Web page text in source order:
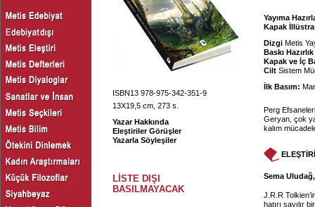
ISBN13 978-975-342-351-9
13X19,5 cm, 273 s.
Yazar Hakkında
Eleştiriler Görüşler
Yazarla Söyleşiler
LİSTE DIŞI
BASILMAYACAK
Yayıma
Kapak
Dizgi Metis
Baskı Hazırlık
Kapak ve İç
Cilt Sistem
İlk Basım:
Perg
Geryan, çok
kalım
Sema
J.R.R
hatırı sayılır